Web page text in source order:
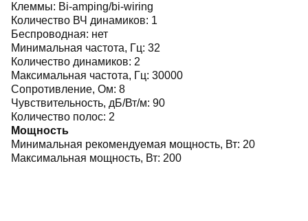
Клеммы: Bi-amping/bi-wiring
Количество ВЧ динамиков: 1
Беспроводная: нет
Минимальная частота, Гц: 32
Количество динамиков: 2
Максимальная частота, Гц: 30000
Сопротивление, Ом: 8
Чувствительность, дБ/Вт/м: 90
Количество полос: 2
Мощность
Минимальная рекомендуемая мощность, Вт: 20
Максимальная мощность, Вт: 200